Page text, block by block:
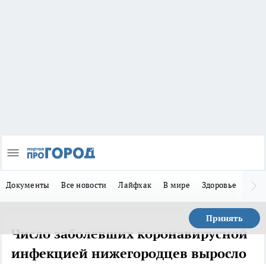
Документы Все новости Лайфхак В мире Здоровье
Принять
Число заболевших коронавирусной
инфекцией нижегородцев выросло